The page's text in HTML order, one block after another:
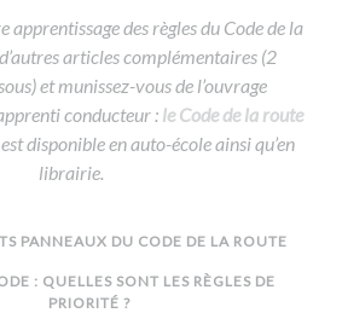
des règles du Code de la
articles complémentaires (2
et munissez-vous de l’ouvrage
conducteur : le Code de la route
disponible en auto-école ainsi qu’en
librairie.
PANNEAUX DU CODE DE LA ROUTE
: QUELLES SONT LES RÈGLES DE
PRIORITÉ ?